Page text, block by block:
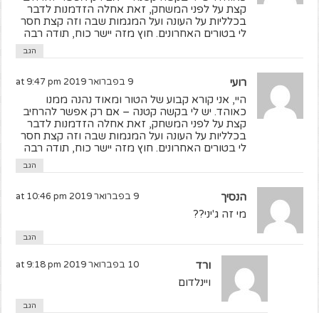
קצת על לפני המשחק, זאת אחלה הזדמנות לדבר
בכלליות על העונה ועל המגמות שבה וזה קצת חסר
לי בטורים האחרונים. חוץ מזה יישר כוח, תודה רבה
הגב
רועי 9 בפברואר 2019 at 9:47 pm
היי, אני קורא קבוע של הטור ומאוד נהנה ממנו
כאוהד. יש לי בקשה קטנה – אם רק אפשר להרחיב
קצת על לפני המשחק, זאת אחלה הזדמנות לדבר
בכלליות על העונה ועל המגמות שבה וזה קצת חסר
לי בטורים האחרונים. חוץ מזה יישר כוח, תודה רבה
הגב
הנסיך 9 בפברואר 2019 at 10:46 pm
מי זה ג'יני??
הגב
ורד 10 בפברואר 2019 at 9:18 pm
ויינלדום
הגב